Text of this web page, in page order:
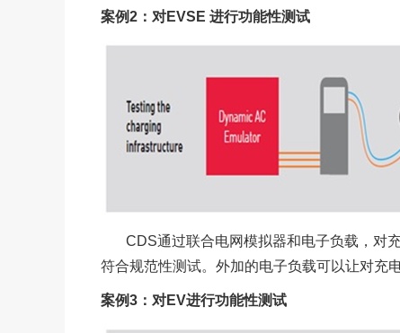
案例2：对EVSE 进行功能性测试
CDS通过联合电网模拟器和电子负载，对
符合规范性测试。外加的电子负载可以让对充
案例3：对EV进行功能性测试